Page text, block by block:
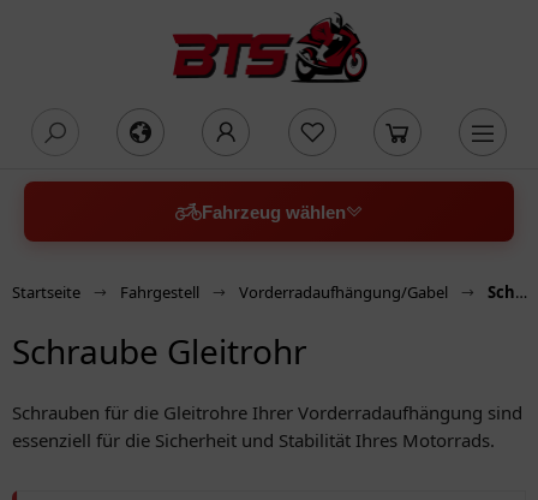
Fahrzeug wählen
Startseite Fahrgestell Vorderradaufhängung/Gabel Schraube Gleitrohr
Schraube Gleitrohr
Schrauben für die Gleitrohre Ihrer Vorderradaufhängung sind
essenziell für die Sicherheit und Stabilität Ihres Motorrads.